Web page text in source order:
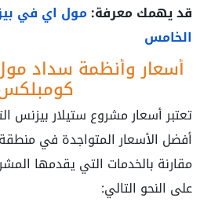
قد يهمك معرفة:مول اي في
الخامس
أسعار وأنظمة سداد
تعتبر أسعار مشروع ستيلار بيزنس
أفضل الأسعار المتواجدة في
مقارنة بالخدمات التي يقدمها
على النحو التالي: